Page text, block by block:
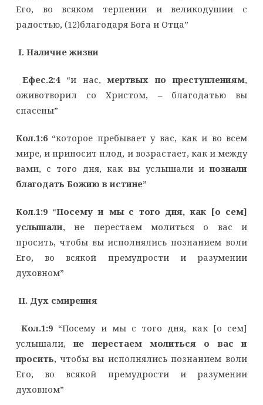
Его, во всяком терпении и великодушии с
радостью, (12)благодаря Бога и Отца”
I. Наличие жизни
Ефес.2:4“и нас,мертвых по преступлениям,
оживотворил со Христом, – благодатью вы
спасены”
Кол.1:6“которое пребывает у вас, как и во всем
мире, и приносит плод, и возрастает, как и между
вами, с того дня, как вы услышали ипознали
благодать Божию в истине”
Кол.1:9“Посему и мы с того дня, как [о сем]
услышали, не перестаем молиться о вас и
просить, чтобы вы исполнялись познанием воли
Его, во всякой премудрости и разумении
духовном”
II. Дух смирения
Кол.1:9 “Посему и мы с того дня, как [о сем]
услышали,не перестаем молиться о вас и
просить, чтобы вы исполнялись познанием воли
Его, во всякой премудрости и разумении
духовном”